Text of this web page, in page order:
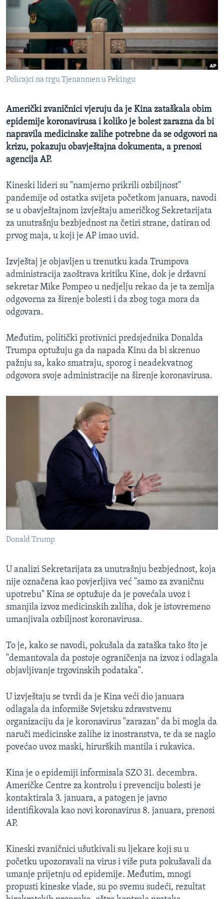
MAGAZIN
O GLASU AMERIKE
Learning English
PRATITE NAS
Jezici
Policajci na trgu Tjenanmen u Pekingu
Američki zvaničnici vjeruju da je Kina zataškala obim
epidemije koronavirusa i koliko je bolest zarazna da bi
napravila medicinske zalihe potrebne da se odgovori na
krizu, pokazuju obavještajna dokumenta, a prenosi
agencija AP.
Kineski lideri su "namjerno prikrili ozbiljnost"
pandemije od ostatka svijeta početkom januara, navodi
se u obavještajnom izvještaju američkog Sekretarijata
za unutrašnju bezbjednost na četiri strane, datiran od
prvog maja, u koji je AP imao uvid.
Izvještaj je objavljen u trenutku kada Trumpova
administracija zaoštrava kritiku Kine, dok je državni
sekretar Mike Pompeo u nedjelju rekao da je ta zemlja
odgovorna za širenje bolesti i da zbog toga mora da
odgovara.
Međutim, politički protivnici predsjednika Donalda
Trumpa optužuju ga da napada Kinu da bi skrenuo
pažnju sa, kako smatraju, sporog i neadekvatnog
odgovora svoje administracije na širenje koronavirusa.
Donald Trump
U analizi Sekretarijata za unutrašnju bezbjednost, koja
nije označena kao povjerljiva već "samo za zvaničnu
upotrebu" Kina se optužuje da je povećala uvoz i
smanjila izvoz medicinskih zaliha, dok je istovremeno
umanjivala ozbiljnost koronavirusa.
To je, kako se navodi, pokušala da zataška tako što je
"demantovala da postoje ograničenja na izvoz i odlagala
objavljivanje trgovinskih podataka".
U izvještaju se tvrdi da je Kina veći dio januara
odlagala da informiše Svjetsku zdravstvenu
organizaciju da je koronavirus "zarazan" da bi mogla da
naruči medicinske zalihe iz inostranstva, te da se naglo
povećao uvoz maski, hirurških mantila i rukavica.
Kina je o epidemiji informisala SZO 31. decembra.
Američke Centre za kontrolu i prevenciju bolesti je
kontaktirala 3. januara, a patogen je javno
identifikovala kao novi koronavirus 8. januara, prenosi
AP.
Kineski zvaničnici ušutkivali su ljekare koji su u
početku upozoravali na virus i više puta pokušavali da
umanje prijetnju od epidemije. Međutim, mnogi
propusti kineske vlade, su po svemu sudeći, rezultat